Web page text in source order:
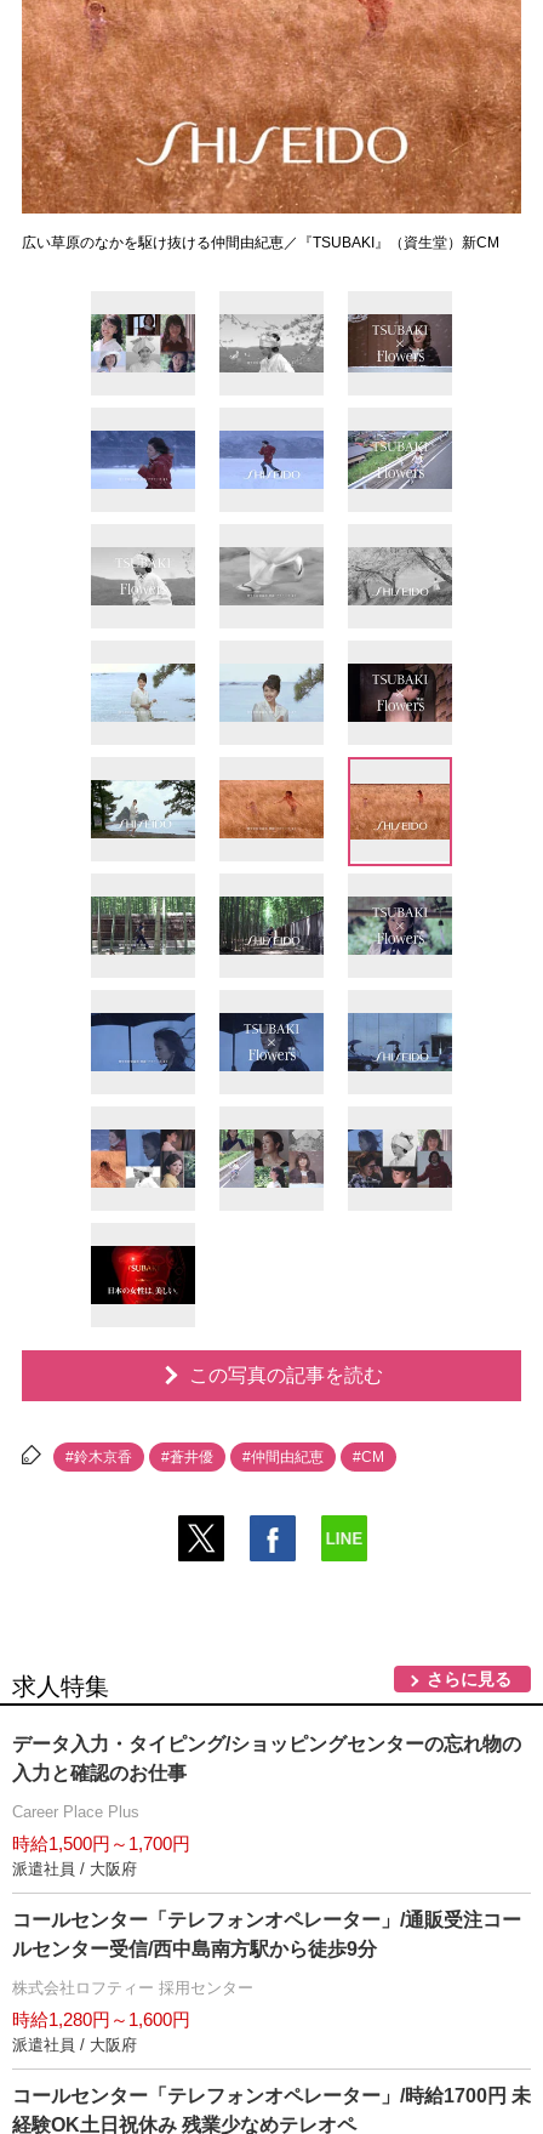
広い草原のなかを駆け抜ける仲間由紀恵／『TSUBAKI』（資生堂）新CM
この写真の記事を読む
#鈴木京香 #蒼井優 #仲間由紀恵 #CM
求人特集 さらに見る
データ入力・タイピング/ショッピングセンターの忘れ物の
入力と確認のお仕事
Career Place Plus
時給1,500円～1,700円
派遣社員 / 大阪府
コールセンター「テレフォンオペレーター」/通販受注コー
ルセンター受信/西中島南方駅から徒歩9分
株式会社ロフティー 採用センター
時給1,280円～1,600円
派遣社員 / 大阪府
コールセンター「テレフォンオペレーター」/時給1700円 未
経験OK土日祝休み 残業少なめテレオペ